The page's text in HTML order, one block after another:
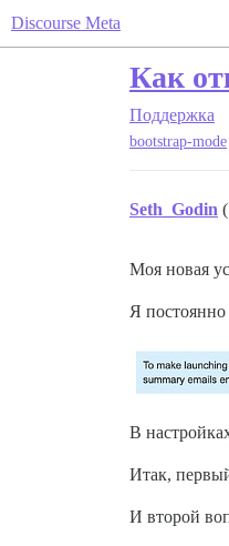
Discourse Meta
Как
Поддержка
bootstrap-mode
Seth_Godin
Моя новая
Я
В
Итак,
И второй